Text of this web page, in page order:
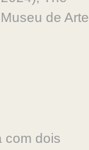
de Arte
com dois